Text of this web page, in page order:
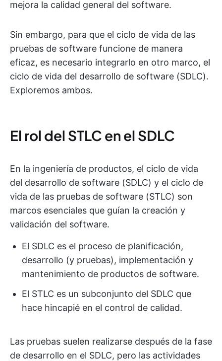
mejora la calidad general del software.
Sin embargo, para que el ciclo de vida de las
pruebas de software funcione de manera
eficaz, es necesario integrarlo en otro marco, el
ciclo de vida del desarrollo de software (SDLC).
Exploremos ambos.
El rol del STLC en el SDLC
En la ingeniería de productos, el ciclo de vida
del desarrollo de software (SDLC) y el ciclo de
vida de las pruebas de software (STLC) son
marcos esenciales que guían la creación y
validación del software.
El SDLC es el proceso de planificación,
desarrollo (y pruebas), implementación y
mantenimiento de productos de software.
El STLC es un subconjunto del SDLC que
hace hincapié en el control de calidad.
Las pruebas suelen realizarse después de la fase
de desarrollo en el SDLC, pero las actividades